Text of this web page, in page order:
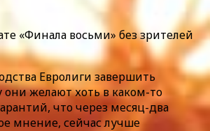
«Финала восьми» без зрителей
Евролиги завершить
они желают хоть в каком-то
что через месяц-два
мнение, сейчас лучше